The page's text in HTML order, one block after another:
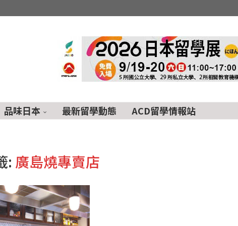
品味日本 最新留學動態 ACD留學情報站
: 廣島燒專賣店